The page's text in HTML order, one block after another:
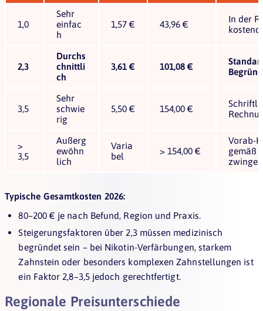
1,0
Sehr
einfac
h
1,57 € 43,96 €
In der
2,3
Durchs
chnittli
ch
3,61 € 101,08 €
3,5
Sehr
schwie
rig
5,50 € 154,00 €
>
3,5
Außerg
ewöhn
lich
Varia
bel
> 154,00 €
Vorab-
gemäß
Typische Gesamtkosten 2026:
80–200 € je nach Befund, Region und Praxis.
Steigerungsfaktoren über 2,3 müssen medizinisch
begründet sein – bei Nikotin-Verfärbungen, starkem
Zahnstein oder besonders komplexen Zahnstellungen ist
ein Faktor 2,8–3,5 jedoch gerechtfertigt.
Regionale Preisunterschiede